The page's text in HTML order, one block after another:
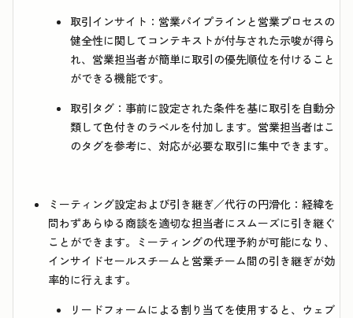
取引インサイト： 営業パイプラインと営業プロセスの
健全性に関してコンテキストが付与された示唆が得ら
れ、営業担当者が簡単に取引の優先順位を付けること
ができる機能です。
取引タグ： 事前に設定された条件を基に取引を自動分
類して色付きのラベルを付加します。営業担当者はこ
のタグを参考に、対応が必要な取引に集中できます。
ミーティング設定および引き継ぎ／代行の円滑化： 経緯を
問わずあらゆる商談を適切な担当者にスムーズに引き継ぐ
ことができます。
ミーティングの代理予約が可能になり、
インサイドセールスチームと営業チーム間の引き継ぎが効
率的に行えます。
リードフォームによる割り当てを使用すると、ウェブ